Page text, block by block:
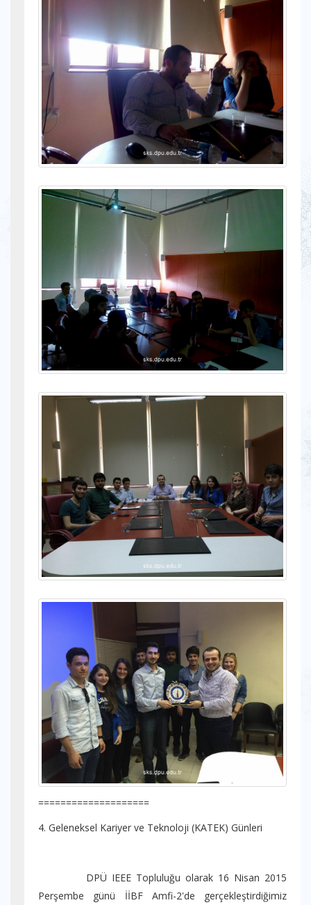
====================
4. Geleneksel Kariyer ve Teknoloji (KATEK) Günleri
DPÜ IEEE Topluluğu olarak 16 Nisan 2015
Perşembe günü İİBF Amfi-2'de gerçekleştirdiğimiz